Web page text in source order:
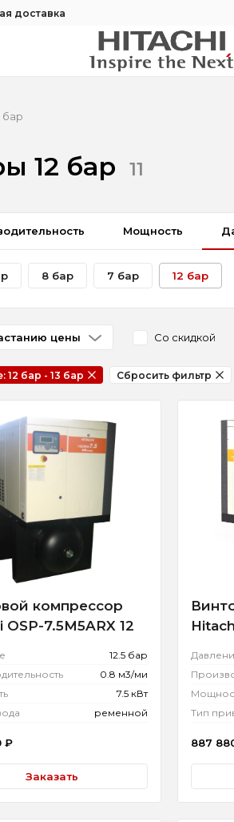
доставка
бар
12 бар 11
Мощность
8 бар 7 бар 12 бар
цены Со скидкой
Давление: 12 бар - 13 бар Сбросить фильтр
компрессор
OSP-7.5M5ARX 12
12.5 бар
0.8 м3/ми
7.5 кВт
ременной
₽
Заказать
Тип
887